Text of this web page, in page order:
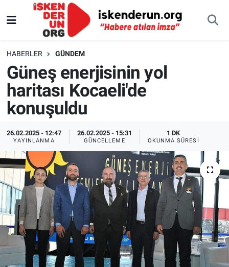
HABERLER GÜNDEM
Güneş enerjisinin yol
haritası Kocaeli'de
konuşuldu
26.02.2025 - 12:47
YAYINLANMA
26.02.2025 - 15:31
GÜNCELLEME
1 DK
OKUNMA SÜRESI